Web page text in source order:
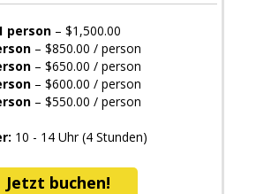
person– $1,500.00
– $850.00 / person
– $650.00 / person
– $600.00 / person
– $550.00 / person
10 - 14 Uhr (4 Stunden)
Jetzt buchen!